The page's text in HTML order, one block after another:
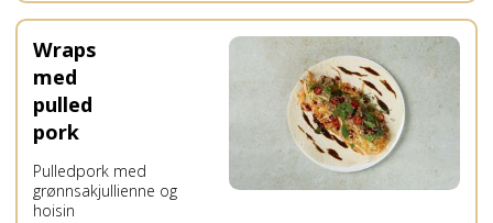
Wraps
med
pulled
pork
Pulledpork med
grønnsakjullienne og
hoisin